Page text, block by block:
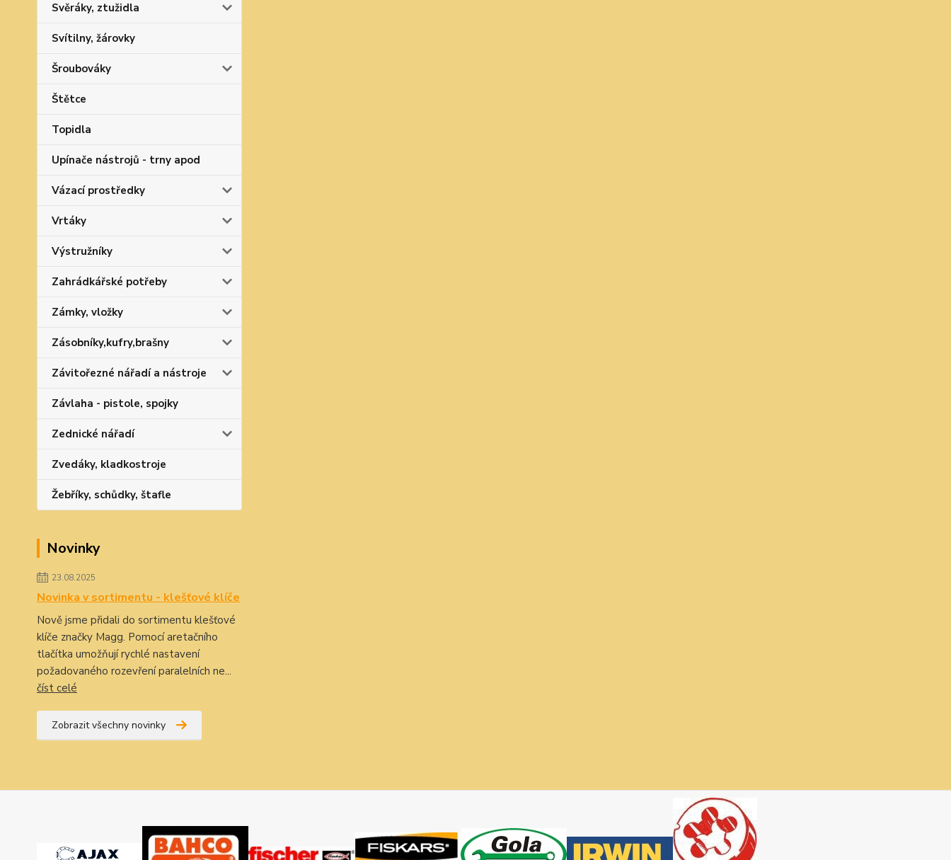
Svěráky, ztužidla
Svítilny, žárovky
Šroubováky
Štětce
Topidla
Upínače nástrojů - trny apod
Vázací prostředky
Vrtáky
Výstružníky
Zahrádkářské potřeby
Zámky, vložky
Zásobníky,kufry,brašny
Závitořezné nářadí a nástroje
Závlaha - pistole, spojky
Zednické nářadí
Zvedáky, kladkostroje
Žebříky, schůdky, štafle
Novinky
23.08.2025
Novinka v sortimentu - klešťové klíče
Nově jsme přidali do sortimentu klešťové
klíče značky Magg. Pomocí aretačního
tlačítka umožňují rychlé nastavení
požadovaného rozevření paralelních ne...
číst celé
Zobrazit všechny novinky